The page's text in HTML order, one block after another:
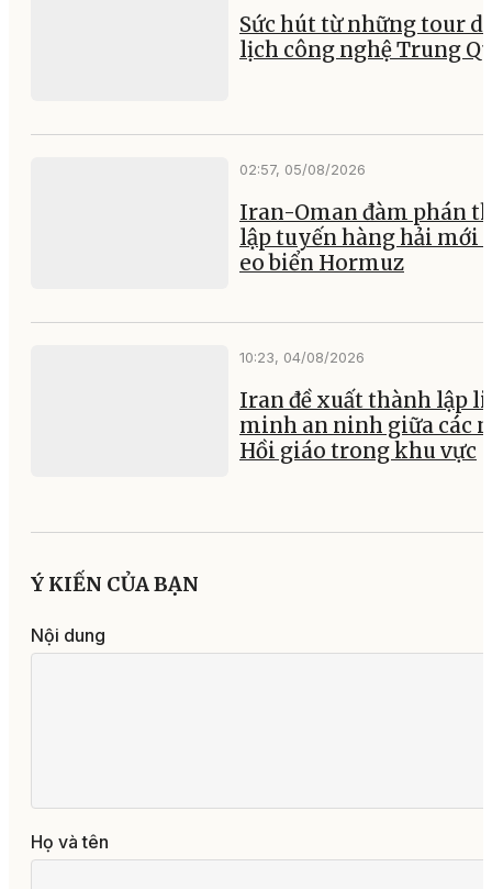
Sức hút từ những tour
lịch công nghệ Trung
02:57, 05/08/2026
Iran-Oman đàm phán
lập tuyến hàng hải mới
eo biển Hormuz
10:23, 04/08/2026
Iran đề xuất thành lập
minh an ninh giữa các
Hồi giáo trong khu vực
Ý KIẾN CỦA BẠN
Nội dung
Họ và tên